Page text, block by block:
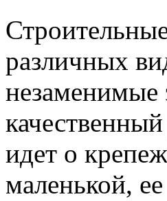
различных
незаменимые
идет о
маленькой,